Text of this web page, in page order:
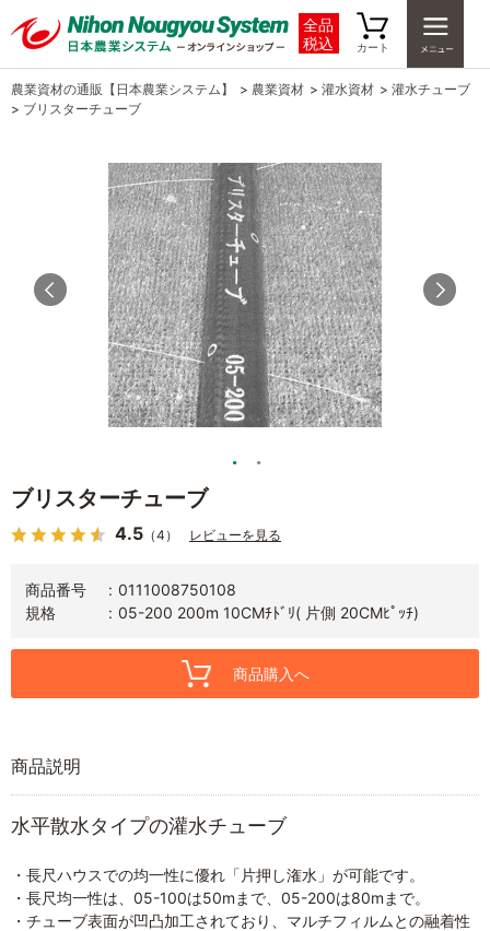
全品
税込
カート
農業資材の通販【日本農業システム】 > 農業資材 > 灌水資材 > 灌水チューブ
> ブリスターチューブ
ブリスターチューブ
4.5 （4） レビューを見る
商品番号
0111008750108
規格
05-200 200m 10CMﾁﾄﾞﾘ( 片側 20CMﾋﾟｯﾁ)
商品購入へ
商品説明
水平散水タイプの灌水チューブ
・長尺ハウスでの均一性に優れ「片押し潅水」が可能です。
・長尺均一性は、05-100は50mまで、05-200は80mまで。
・チューブ表面が凹凸加工されており、マルチフィルムとの融着性